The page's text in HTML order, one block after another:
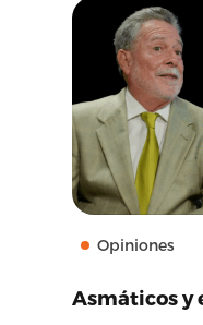
Opiniones
Asmáticos y